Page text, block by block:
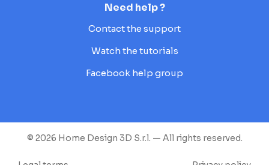
Need help ?
Contact the support
Watch the tutorials
Facebook help group
© 2026 Home Design 3D S.r.l. — All rights reserved.